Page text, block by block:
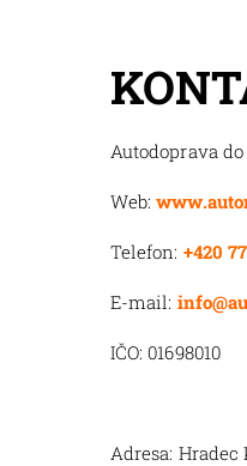
Autodoprava
Web:
Telefon: +420
E-mail:
IČO: 01698010
Adresa: Hradec